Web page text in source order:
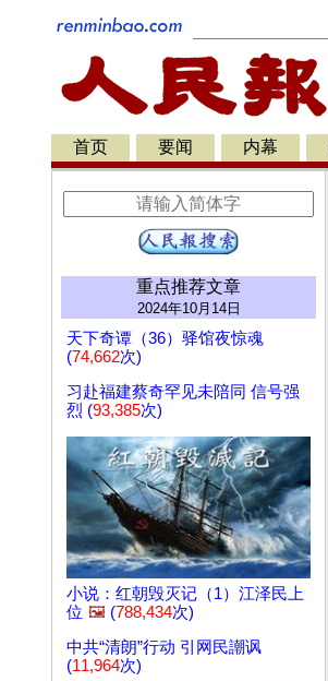
首页 要闻 内幕
重点推荐文章
2024年10月14日
天下奇谭（36）驿馆夜惊魂
(74,662次)
习赴福建蔡奇罕见未陪同 信号强
烈 (93,385次)
小说：红朝毁灭记（1）江泽民上
位 🖼️ (788,434次)
中共“清朗”行动 引网民謿讽
(11,964次)